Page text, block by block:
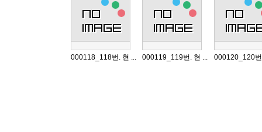
000118_118번. 현 ... 000119_119번. 현 ... 000120_120번